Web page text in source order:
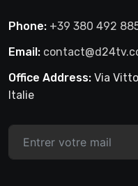
Phone: +39 380 492
Email:
Office Address: Via
Italie